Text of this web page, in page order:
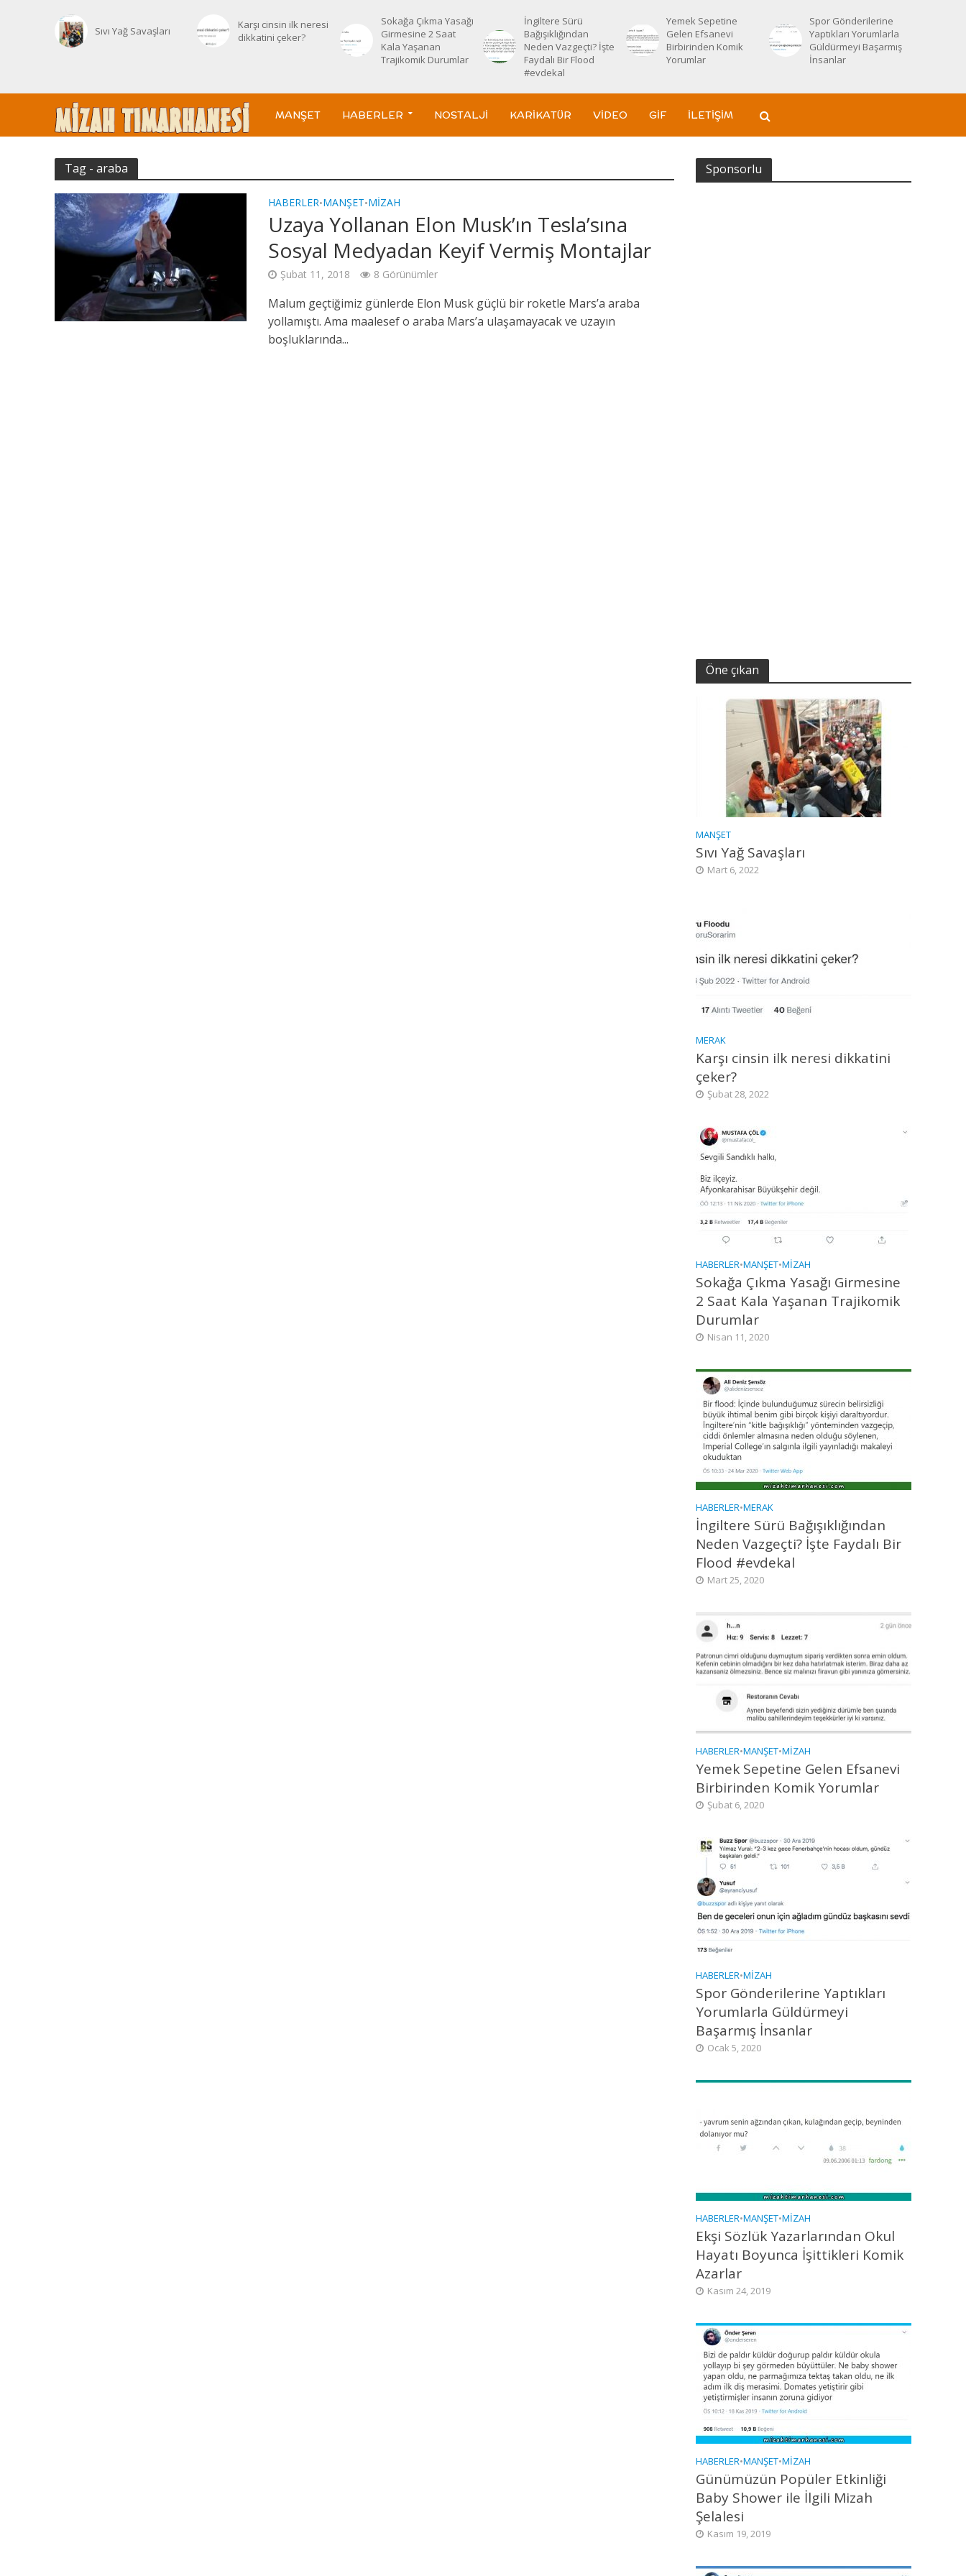
Sıvı Yağ Savaşları
Karşı cinsin ilk neresi
dikkatini çeker?
Sokağa Çıkma Yasağı
Girmesine 2 Saat
Kala Yaşanan
Trajikomik Durumlar
İngiltere Sürü
Bağışıklığından
Neden Vazgeçti? İşte
Faydalı Bir Flood
#evdekal
Yemek Sepetine
Gelen Efsanevi
Birbirinden Komik
Yorumlar
Spor Gönderilerine
Yaptıkları Yorumlarla
Güldürmeyi Başarmış
İnsanlar
MANŞET HABERLER NOSTALJI KARIKATÜR VIDEO GIF İLETIŞIM
Tag - araba
HABERLER•MANŞET•MIZAH
Uzaya Yollanan Elon Musk’ın Tesla’sına
Sosyal Medyadan Keyif Vermiş Montajlar
Şubat 11, 2018 8 Görünümler
Malum geçtiğimiz günlerde Elon Musk güçlü bir roketle Mars’a araba
yollamıştı. Ama maalesef o araba Mars’a ulaşamayacak ve uzayın
boşluklarında...
Sponsorlu
Öne çıkan
MANŞET
Sıvı Yağ Savaşları
Mart 6, 2022
MERAK
Karşı cinsin ilk neresi dikkatini
çeker?
Şubat 28, 2022
HABERLER•MANŞET•MIZAH
Sokağa Çıkma Yasağı Girmesine
2 Saat Kala Yaşanan Trajikomik
Durumlar
Nisan 11, 2020
HABERLER•MERAK
İngiltere Sürü Bağışıklığından
Neden Vazgeçti? İşte Faydalı Bir
Flood #evdekal
Mart 25, 2020
HABERLER•MANŞET•MIZAH
Yemek Sepetine Gelen Efsanevi
Birbirinden Komik Yorumlar
Şubat 6, 2020
HABERLER•MIZAH
Spor Gönderilerine Yaptıkları
Yorumlarla Güldürmeyi
Başarmış İnsanlar
Ocak 5, 2020
HABERLER•MANŞET•MIZAH
Ekşi Sözlük Yazarlarından Okul
Hayatı Boyunca İşittikleri Komik
Azarlar
Kasım 24, 2019
HABERLER•MANŞET•MIZAH
Günümüzün Popüler Etkinliği
Baby Shower ile İlgili Mizah
Şelalesi
Kasım 19, 2019